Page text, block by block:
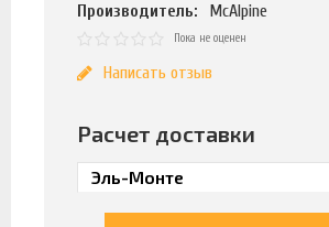
Производитель:
McAlpine
Пока не оценен
Написать отзыв
Расчет доставки